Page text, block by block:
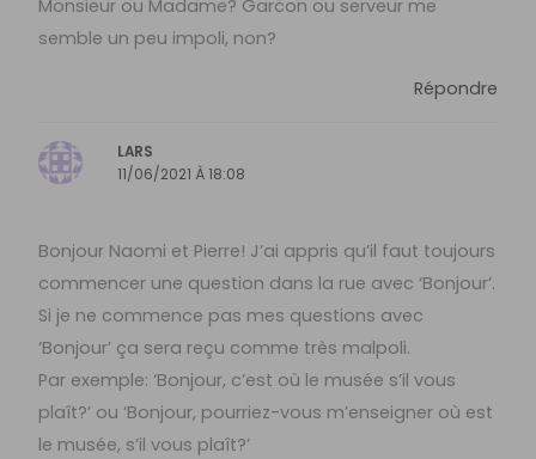
Monsieur ou Madame? Garcon ou serveur me
semble un peu impoli, non?
Répondre
LARS
11/06/2021 À 18:08
Bonjour Naomi et Pierre! J’ai appris qu’il faut toujours
commencer une question dans la rue avec ‘Bonjour’.
Si je ne commence pas mes questions avec
‘Bonjour’ ça sera reçu comme très malpoli.
Par exemple: ‘Bonjour, c’est où le musée s’il vous
plaît?’ ou ‘Bonjour, pourriez-vous m’enseigner où est
le musée, s’il vous plaît?’